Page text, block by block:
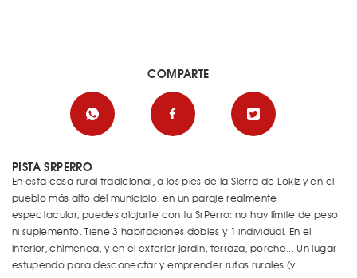
PISTA SRPERRO
En esta casa rural tradicional, a los pies de la Sierra de Lokiz y en el
pueblo más alto del municipio, en un paraje realmente
espectacular, puedes alojarte con tu SrPerro: no hay límite de peso
ni suplemento. Tiene 3 habitaciones dobles y 1 individual. En el
interior, chimenea, y en el exterior jardín, terraza, porche... Un lugar
estupendo para desconectar y emprender rutas rurales (y
COMPARTE